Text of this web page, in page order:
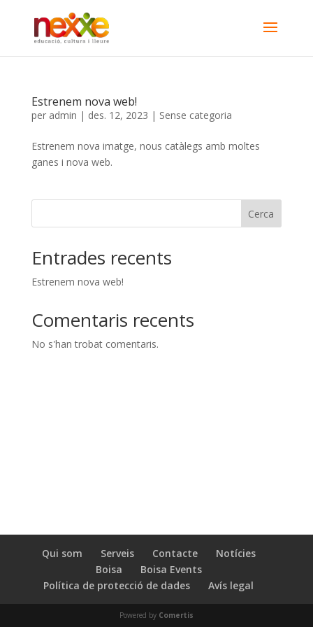
Estrenem nova web!
per admin | des. 12, 2023 | Sense categoria
Estrenem nova imatge, nous catàlegs amb moltes
ganes i nova web.
Cerca
Entrades recents
Estrenem nova web!
Comentaris recents
No s'han trobat comentaris.
Qui som Serveis Contacte
Notícies
Boisa
Boisa Events
Política de protecció de dades
Avís legal
Powered by Comertis